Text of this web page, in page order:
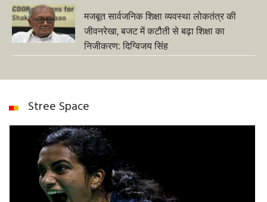
मजबूत सार्वजनिक शिक्षा व्यवस्था लोकतंत्र की
जीवनरेखा, बजट में कटौती से बढ़ा शिक्षा का
निजीकरण: दिग्विजय सिंह
Stree Space